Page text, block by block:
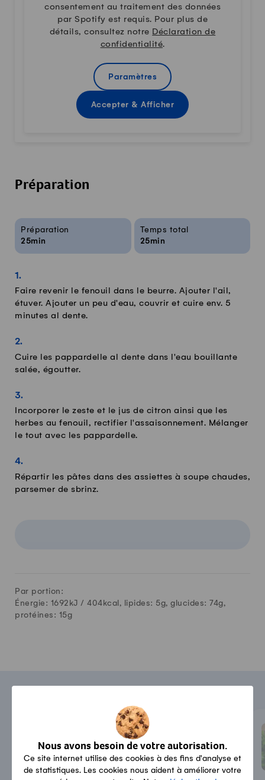
Nous avons besoin de votre autorisation.
Ce site internet utilise des cookies à des fins d'analyse et
de statistiques. Les cookies nous aident à améliorer votre
consentement au traitement des données
par Spotify est requis. Pour plus de
détails, consultez notre Déclaration de
confidentialité.
Paramètres
Accepter & Afficher
Préparation
Infos sur la recette
Préparation
25min
Temps total
25min
Faire revenir le fenouil dans le beurre. Ajouter l'ail,
étuver. Ajouter un peu d'eau, couvrir et cuire env. 5
minutes al dente.
Cuire les pappardelle al dente dans l'eau bouillante
salée, égoutter.
Incorporer le zeste et le jus de citron ainsi que les
herbes au fenouil, rectifier l'assaisonnement. Mélanger
le tout avec les pappardelle.
Répartir les pâtes dans des assiettes à soupe chaudes,
parsemer de sbrinz.
Par portion:
Énergie: 1692kJ / 404kcal, lipides: 5g, glucides: 74g,
protéines: 15g
Conservation
Comment faire de la gelée ou
de la confiture de sureau?